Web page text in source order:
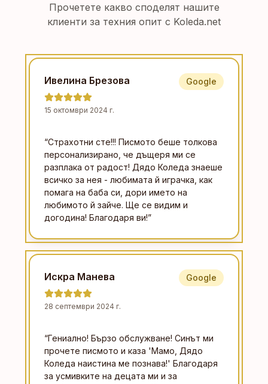
Прочетете какво споделят нашите
клиенти за техния опит с Koleda.net
Ивелина Брезова
15 октомври 2024 г.
Google
“Страхотни сте!!! Писмото беше толкова
персонализирано, че дъщеря ми се
разплака от радост! Дядо Коледа знаеше
всичко за нея - любимата й играчка, как
помага на баба си, дори името на
любимото й зайче. Ще се видим и
догодина! Благодаря ви!”
Искра Манева
28 септември 2024 г.
Google
“Гениално! Бързо обслужване! Синът ми
прочете писмото и каза 'Мамо, Дядо
Коледа наистина ме познава!' Благодаря
за усмивките на децата ми и за